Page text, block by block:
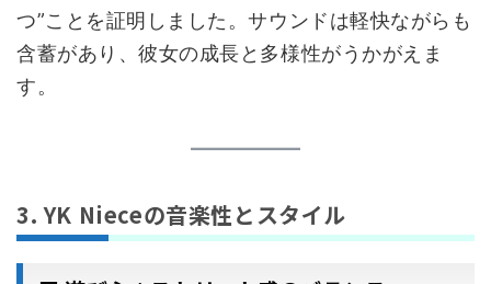
つ”ことを証明しました。サウンドは軽快ながらも
含蓄があり、彼女の成長と多様性がうかがえま
す。
3. YK Nieceの音楽性とスタイル